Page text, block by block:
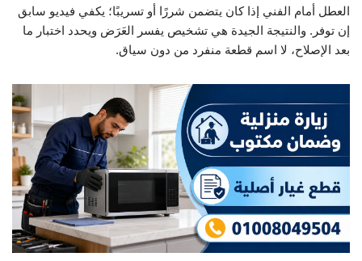
العطل أمام الفني إذا كان يتضمن شررًا أو تسريبًا؛ يكفي فيديو سابق
إن توفر. والنتيجة الجيدة هي تشخيص يفسر العَرَض ويحدد اختبار ما
بعد الإصلاح، لا اسم قطعة منفرد من دون سياق.